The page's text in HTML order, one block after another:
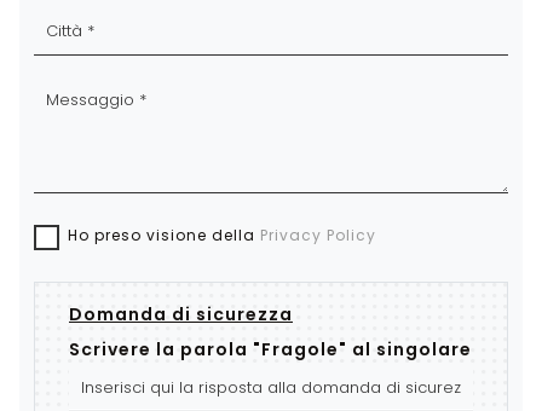
Ho preso visione della Privacy Policy
Domanda di sicurezza
Scrivere la parola "Fragole" al singolare